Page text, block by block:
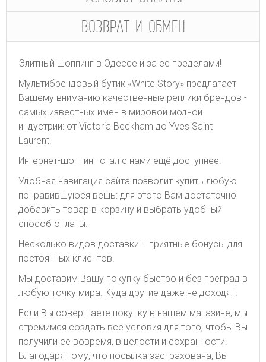
ВОЗВРАТ И ОБМЕН
Элитный шоппинг в Одессе и за ее пределами!
Мультибрендовый бутик «White Story» предлагает
Вашему вниманию качественные реплики брендов -
самых известных имен в мировой модной
индустрии: от Victoria Beckham до Yves Saint
Laurent.
Интернет-шоппинг стал с нами ещё доступнее!
Удобная навигация сайта позволит купить любую
понравившуюся вещь: для этого Вам достаточно
добавить товар в корзину и выбрать удобный
способ оплаты.
Несколько видов доставки + приятные бонусы для
постоянных клиентов!
Мы доставим Вашу покупку быстро и без преград в
любую точку мира. Куда другие даже не доходят!
Если Вы совершаете покупку в нашем магазине, мы
стремимся создать все условия для того, чтобы Вы
получили ее вовремя, в целости и сохранности.
Благодаря тому, что посылка застрахована, Вы